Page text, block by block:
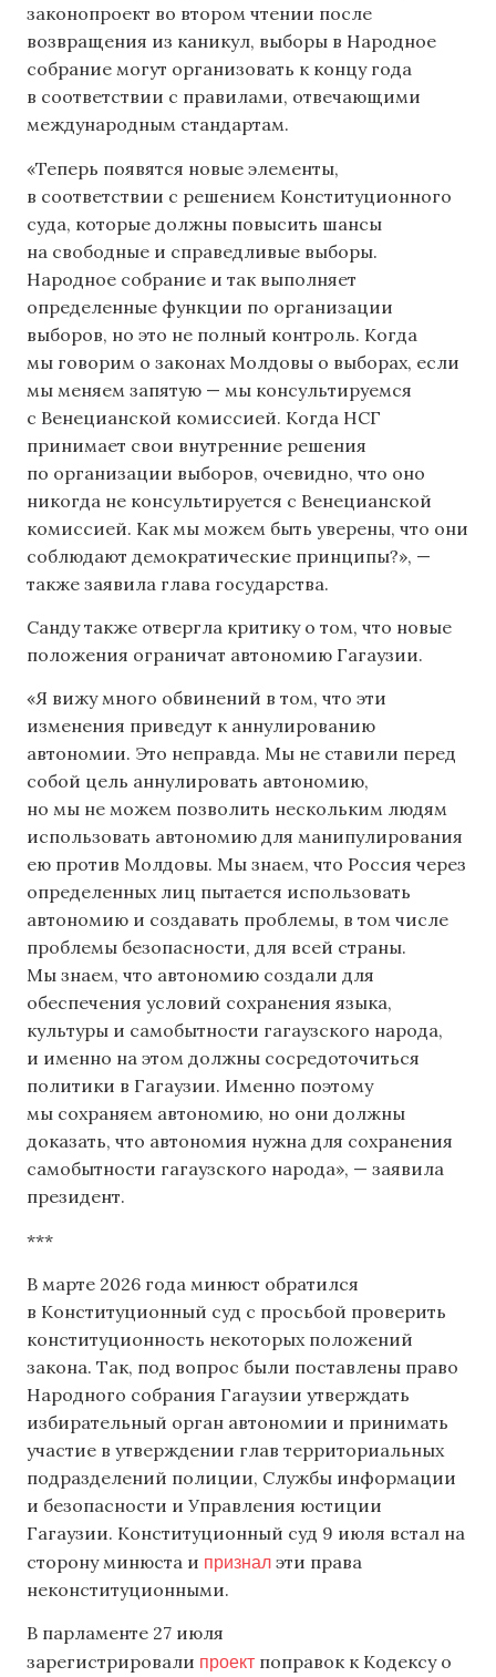
законопроект во втором чтении после
возвращения из каникул, выборы в Народное
собрание могут организовать к концу года
в соответствии с правилами, отвечающими
международным стандартам.
«Теперь появятся новые элементы,
в соответствии с решением Конституционного
суда, которые должны повысить шансы
на свободные и справедливые выборы.
Народное собрание и так выполняет
определенные функции по организации
выборов, но это не полный контроль. Когда
мы говорим о законах Молдовы о выборах, если
мы меняем запятую — мы консультируемся
с Венецианской комиссией. Когда НСГ
принимает свои внутренние решения
по организации выборов, очевидно, что оно
никогда не консультируется с Венецианской
комиссией. Как мы можем быть уверены, что они
соблюдают демократические принципы?», —
также заявила глава государства.
Санду также отвергла критику о том, что новые
положения ограничат автономию Гагаузии.
«Я вижу много обвинений в том, что эти
изменения приведут к аннулированию
автономии. Это неправда. Мы не ставили перед
собой цель аннулировать автономию,
но мы не можем позволить нескольким людям
использовать автономию для манипулирования
ею против Молдовы. Мы знаем, что Россия через
определенных лиц пытается использовать
автономию и создавать проблемы, в том числе
проблемы безопасности, для всей страны.
Мы знаем, что автономию создали для
обеспечения условий сохранения языка,
культуры и самобытности гагаузского народа,
и именно на этом должны сосредоточиться
политики в Гагаузии. Именно поэтому
мы сохраняем автономию, но они должны
доказать, что автономия нужна для сохранения
самобытности гагаузского народа», — заявила
президент.
***
В марте 2026 года минюст обратился
в Конституционный суд с просьбой проверить
конституционность некоторых положений
закона. Так, под вопрос были поставлены право
Народного собрания Гагаузии утверждать
избирательный орган автономии и принимать
участие в утверждении глав территориальных
подразделений полиции, Службы информации
и безопасности и Управления юстиции
Гагаузии. Конституционный суд 9 июля встал на
сторону минюста и признал эти права
неконституционными.
В парламенте 27 июля
зарегистрировали проект поправок к Кодексу о